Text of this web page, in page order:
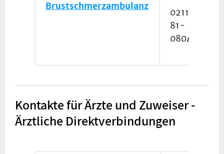
Brustschmerzambulanz
0211
81-
08046
Kontakte für Ärzte und Zuweiser -
Ärztliche Direktverbindungen